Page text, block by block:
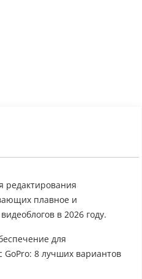
редактирования
плавное и
в 2026 году.
для
GoPro: 8 лучших вариантов